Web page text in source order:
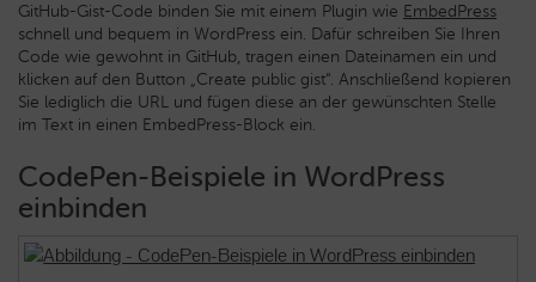
GitHub-Gist-Code binden Sie mit einem Plugin wie EmbedPress
schnell und bequem in WordPress ein. Dafür schreiben Sie Ihren
Code wie gewohnt in GitHub, tragen einen Dateinamen ein und
klicken auf den Button „Create public gist“. Anschließend kopieren
Sie lediglich die URL und fügen diese an der gewünschten Stelle
im Text in einen EmbedPress-Block ein.
CodePen-Beispiele in WordPress
einbinden